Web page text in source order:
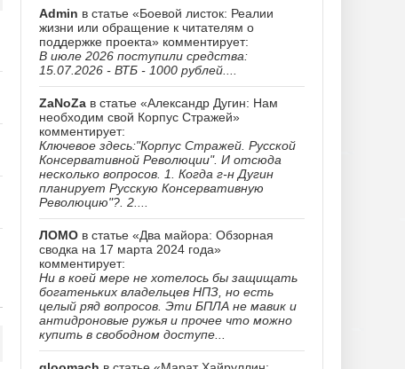
Admin в статье «Боевой листок: Реалии
жизни или обращение к читателям о
поддержке проекта» комментирует:
В июле 2026 поступили средства:
15.07.2026 - ВТБ - 1000 рублей....
ZaNoZa в статье «Александр Дугин: Нам
необходим свой Корпус Стражей»
комментирует:
Ключевое здесь:"Корпус Стражей. Русской
Консервативной Революции". И отсюда
несколько вопросов. 1. Когда г-н Дугин
планирует Русскую Консервативную
Революцию"?. 2....
ЛОМО в статье «Два майора: Обзорная
сводка на 17 марта 2024 года»
комментирует:
Ни в коей мере не хотелось бы защищать
богатеньких владельцев НПЗ, но есть
целый ряд вопросов. Эти БПЛА не мавик и
антидроновые ружья и прочее что можно
купить в свободном доступе...